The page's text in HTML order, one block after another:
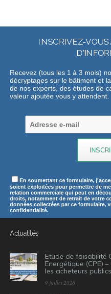
INSCRIVEZ-
Recevez (tous les 1 à 3 mois)
décryptages sur le bâtiment et
de nos experts, des études de
valeur ajoutée vous y attendent.
En soumettant ce formulaire,
soient exploitées pour permettre de
relation commerciale qui peut en
droits, notamment de retrait de votre
données collectées par ce formulaire,
confidentialité.
Actualités
Etude de faisabilité
Energétique (CPE)
les acheteurs
9 juillet 2026